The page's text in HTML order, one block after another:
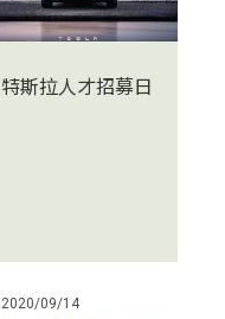
特斯拉人才招募日
2020/09/14